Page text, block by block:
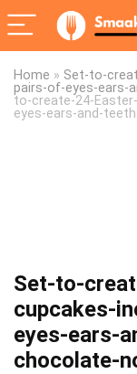
Home » Set-to-
pairs-of-eyes-ears-
to-create-24-
eyes-ears-and-
Set-to-
cupcakes-
eyes-ears-
chocolate-